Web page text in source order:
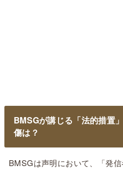
BMSGが講じる「法的措置
傷は？
BMSGは声明において、「発信